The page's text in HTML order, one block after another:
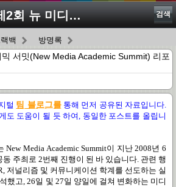
제2회 뉴 미디어 아카데믹 서밋(New Media Academic Summit) 리포트를 공유합니다 검색
백 방명록
서밋(New Media Academic Summit) 리포
털 팀 블로그를통해 먼저 공유된 자료입니다.
도 도움이 될 듯 하여, 동일한 포스트를 올립니
New Media Academic Summit이 지난2008년 6
동 주최로 2번째 진행이 된 바 있습니다. 관련 행
저널리즘 및 커뮤니케이션 학계를 선도하는 실
했고, 26일 및 27일 양일에 걸쳐 변화하는 미디